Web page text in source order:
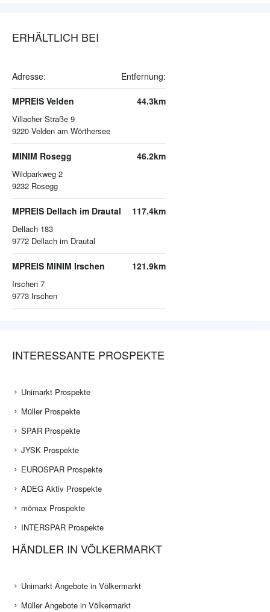
ERHÄLTLICH BEI
Adresse: Entfernung:
MPREIS Velden
Villacher Straße 9
9220 Velden am Wörthersee
44.3km
MINIM Rosegg
Wildparkweg 2
9232 Rosegg
46.2km
MPREIS Dellach im Drautal
Dellach 183
9772 Dellach im Drautal
117.4km
MPREIS MINIM Irschen
Irschen 7
9773 Irschen
121.9km
INTERESSANTE PROSPEKTE
Unimarkt Prospekte
Müller Prospekte
SPAR Prospekte
JYSK Prospekte
EUROSPAR Prospekte
ADEG Aktiv Prospekte
mömax Prospekte
INTERSPAR Prospekte
HÄNDLER IN VÖLKERMARKT
Unimarkt Angebote in Völkermarkt
Müller Angebote in Völkermarkt